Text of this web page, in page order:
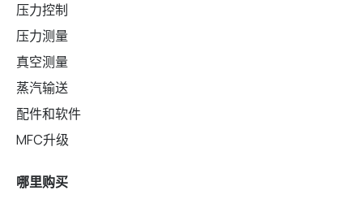
压力控制
压力测量
真空测量
蒸汽输送
配件和软件
MFC升级
哪里购买